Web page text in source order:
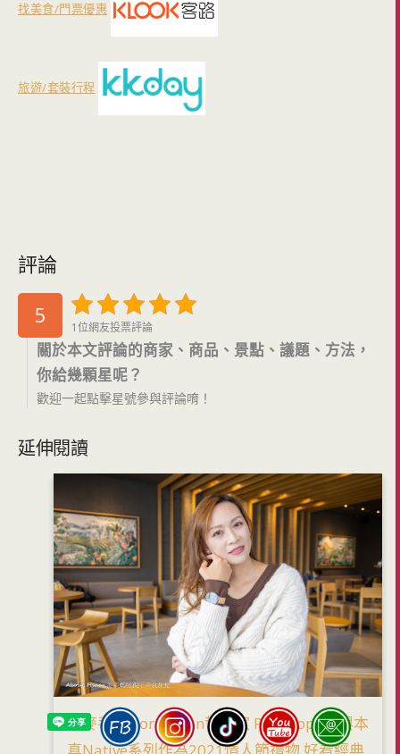
找美食/門票優惠
旅遊/套裝行程
評論
5 1位網友投票評論
關於本文評論的商家、商品、景點、議題、方法，
你給幾顆星呢？
歡迎一起點擊星號參與評論唷！
延伸閱讀
丹麥手錶Nordgreen哲學家 Philosopher與本